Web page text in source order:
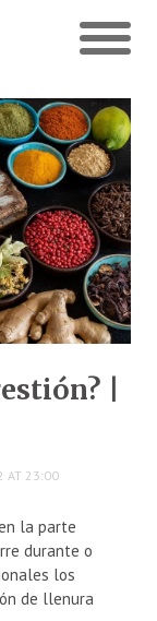
|
AT 23:00
la parte
durante o
los
de llenura